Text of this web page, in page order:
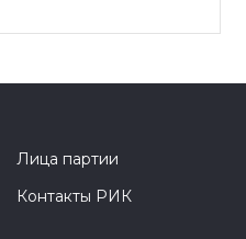
Лица партии
Контакты РИК